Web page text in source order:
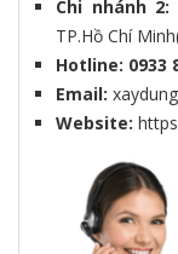
Chi nhánh 2:
TP.Hồ Chí
Hotline: 0933
Email:
Website: